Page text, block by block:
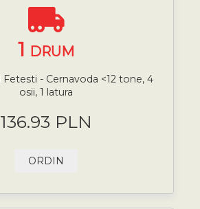
1 DRUM
- Cernavoda <12 tone, 4
osii, 1 latura
136.93 PLN
ORDIN